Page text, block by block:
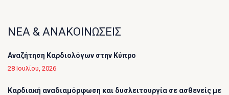
ΝΕΑ & ΑΝΑΚΟΙΝΩΣΕΙΣ
Αναζήτηση Καρδιολόγων στην Κύπρο
28 Ιουλίου, 2026
Καρδιακή αναδιαμόρφωση και δυσλειτουργία σε ασθενείς με